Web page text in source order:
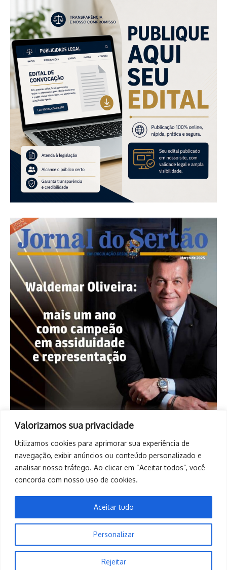
Valorizamos sua privacidade
Utilizamos cookies para aprimorar sua experiência de
navegação, exibir anúncios ou conteúdo personalizado e
analisar nosso tráfego. Ao clicar em “Aceitar todos”, você
concorda com nosso uso de cookies.
Personalizar
Rejeitar
Aceitar tudo
Copyright © 2026. Todos os direitos reservados. | Desenvolvido
Revista de Notícias X